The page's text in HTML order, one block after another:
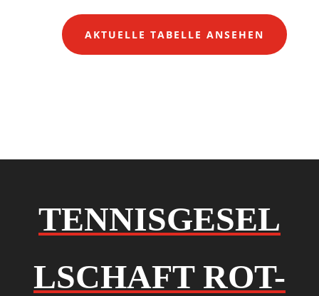
AKTUELLE TABELLE ANSEHEN
TENNISGESEL
LSCHAFT ROT-